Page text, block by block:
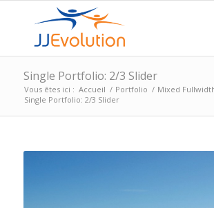
Single Portfolio: 2/3 Slider
Vous êtes ici : Accueil / Portfolio / Mixed
Single Portfolio: 2/3 Slider